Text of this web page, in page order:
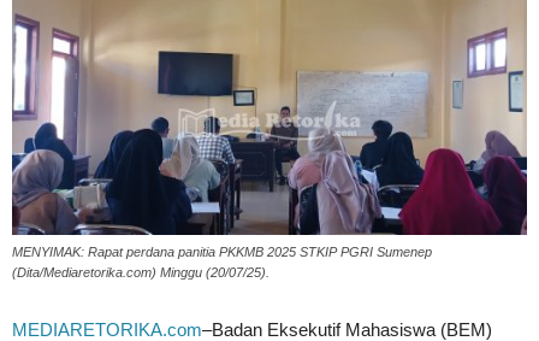
MENYIMAK: Rapat perdana panitia PKKMB 2025 STKIP PGRI Sumenep
(Dita/Mediaretorika.com) Minggu (20/07/25).
MEDIARETORIKA.com–Badan Eksekutif Mahasiswa (BEM)